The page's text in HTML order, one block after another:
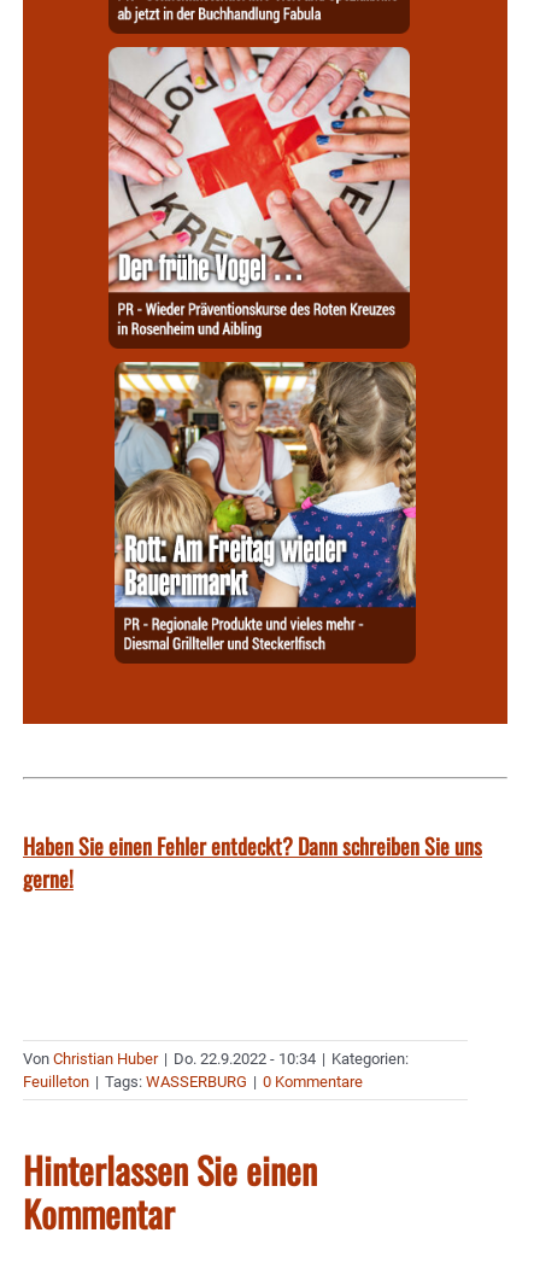
Haben Sie einen Fehler entdeckt? Dann schreiben Sie uns
gerne!
Von Christian Huber | Do. 22.9.2022 - 10:34 | Kategorien:
Feuilleton | Tags: WASSERBURG | 0 Kommentare
Hinterlassen Sie einen
Kommentar